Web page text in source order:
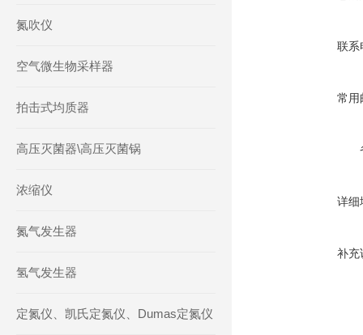
氮吹仪
空气微生物采样器
拍击式均质器
高压灭菌器\高压灭菌锅
浓缩仪
氮气发生器
氢气发生器
定氮仪、凯氏定氮仪、Dumas定氮仪
联系
常用
详细
补充